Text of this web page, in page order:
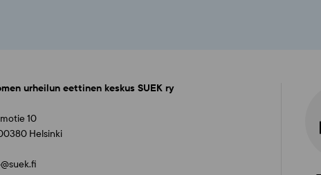
urheilun eettinen keskus SUEK ry
10
Helsinki